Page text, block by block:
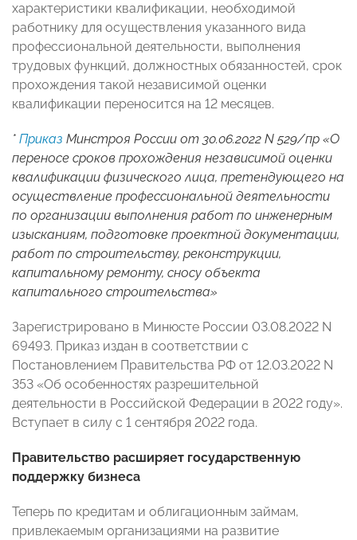
характеристики квалификации, необходимой
работнику для осуществления указанного вида
профессиональной деятельности, выполнения
трудовых функций, должностных обязанностей, срок
прохождения такой независимой оценки
квалификации переносится на 12 месяцев.
* Приказ Минстроя России от 30.06.2022 N 529/пр «О
переносе сроков прохождения независимой оценки
квалификации физического лица, претендующего на
осуществление профессиональной деятельности
по организации выполнения работ по инженерным
изысканиям, подготовке проектной документации,
работ по строительству, реконструкции,
капитальному ремонту, сносу объекта
капитального строительства»
Зарегистрировано в Минюсте России 03.08.2022 N
69493. Приказ издан в соответствии с
Постановлением Правительства РФ от 12.03.2022 N
353 «Об особенностях разрешительной
деятельности в Российской Федерации в 2022 году».
Вступает в силу с 1 сентября 2022 года.
Правительство расширяет государственную
поддержку бизнеса
Теперь по кредитам и облигационным займам,
привлекаемым организациями на развитие